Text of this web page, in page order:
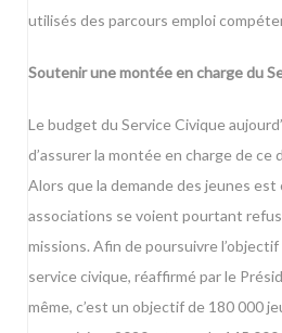
utilisés des parcours emploi
Soutenir une montée en charge du
Le budget du Service Civique
d’assurer la montée en charge de ce
Alors que la demande des jeunes est
associations se voient pourtant
missions. Afin de poursuivre
service civique, réaffirmé par le
même, c’est un objectif de 180 000